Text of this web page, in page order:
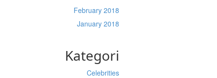
February 2018
January 2018
Kategori
Celebrities